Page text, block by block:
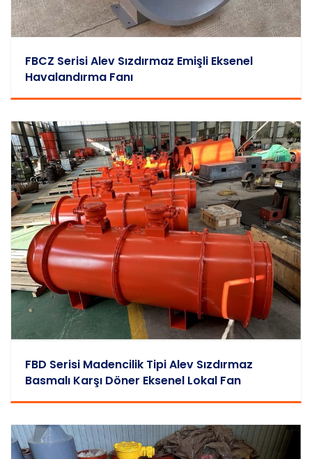
FBCZ Serisi Alev Sızdırmaz Emişli Eksenel
Havalandırma Fanı
FBD Serisi Madencilik Tipi Alev Sızdırmaz
Basmalı Karşı Döner Eksenel Lokal Fan